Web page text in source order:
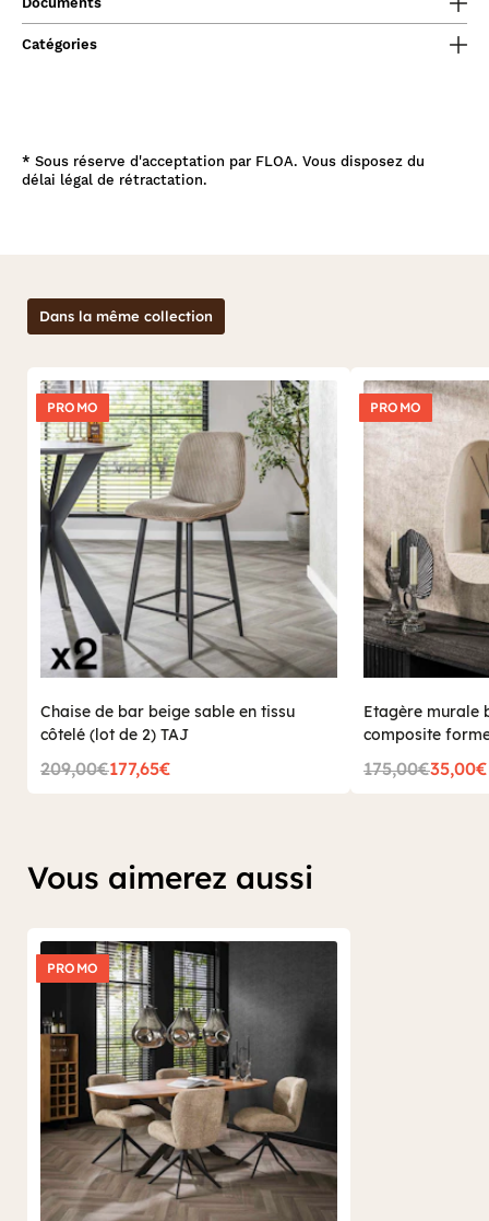
Catégories
* Sous réserve d'acceptation par FLOA. Vous disposez du
délai légal de rétractation.
Dans la même collection
PROMO
Chaise de bar beige sable en tissu
côtelé (lot de 2) TAJ
209,00€177,65€
PROMO
Etagère murale
composite
175,00€35,00€
Vous aimerez aussi
PROMO